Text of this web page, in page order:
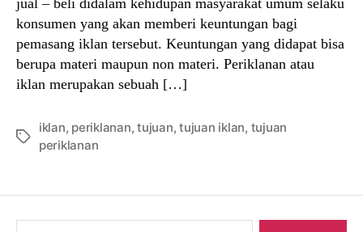
konsumen yang akan memberi keuntungan bagi
pemasang iklan tersebut. Keuntungan yang didapat bisa
berupa materi maupun non materi. Periklanan atau
iklan merupakan sebuah […]
Tags
iklan, periklanan,tujuan,tujuan iklan, tujuan
periklanan